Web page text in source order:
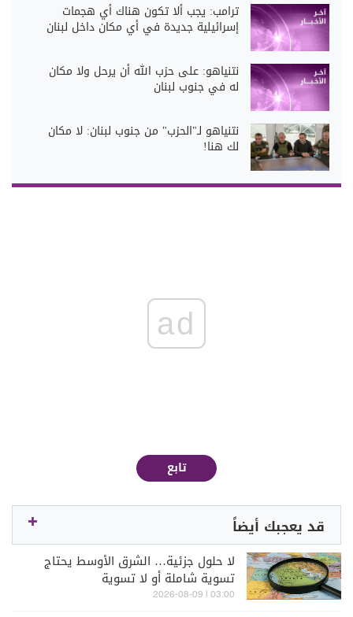
‏ترامب: يجب ألا تكون هناك أي هجمات
إسرائيلية جديدة في أي مكان داخل لبنان
نتنياهو: على حزب الله أن يرحل ولا مكان
له في جنوب لبنان
نتنياهو لـ"الحزب" من جنوب لبنان: لا مكان
لك هنا!
ad
تابع
قد يعجبك أيضاً
لا حلول جزئية… الشرق الأوسط يحتاج
تسوية شاملة أو لا تسوية
03:00 | 2026-08-09